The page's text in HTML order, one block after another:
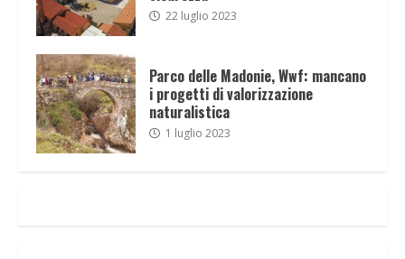
22 luglio 2023
Parco delle Madonie, Wwf: mancano
i progetti di valorizzazione
naturalistica
1 luglio 2023